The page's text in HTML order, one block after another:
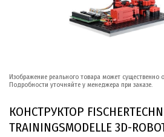
Изображение реального товара может существенно
Подробности уточняйте у менеджера при заказе.
КОНСТРУКТОР
TRAININGSMODELLE 3D-